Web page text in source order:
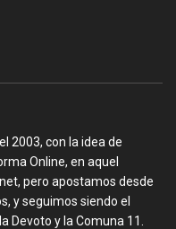
2003, con la idea de
Online, en aquel
pero apostamos desde
y seguimos siendo el
Devoto y la Comuna 11.